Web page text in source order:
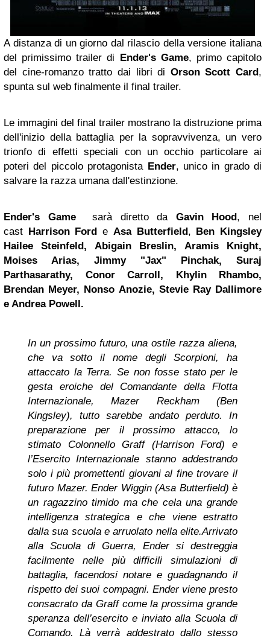
A distanza di un giorno dal rilascio della versione italiana
del primissimo trailer di
Ender's Game, primo capitolo
del cine-romanzo tratto dai libri di OrsonScott Card ,
spunta sul web finalmente il final trailer.
Le immagini del final trailer mostrano la distruzione prima
dell'inizio della battaglia per la sopravvivenza, un vero
trionfo di effetti speciali con un occhio particolare ai
poteri del piccolo protagonista Ender, unico in grado di
salvare la razza umana dall'estinzione.
Ender's Gamesarà diretto da Gavin Hood , nel
cast
Harrison Forde Asa Butterfield ,
Ben Kingsley
Hailee Steinfeld, Abigain Breslin, Aramis Knight,
Moises Arias, Jimmy"Jax" Pinchak, Suraj
Parthasarathy, Conor Carroll, Khylin Rhambo,
Brendan Meyer, Nonso Anozie, Stevie Ray Dallimore
e Andrea Powell.
In un prossimo futuro, una ostile razza aliena,
che va sotto il nome degli Scorpioni, ha
attaccato la Terra. Se non fosse stato per le
gesta eroiche del Comandante della Flotta
Internazionale, Mazer Reckham (Ben
Kingsley), tutto sarebbe andato perduto. In
preparazione per il prossimo attacco, lo
stimato Colonnello Graff (Harrison Ford) e
l’Esercito Internazionale stanno addestrando
solo i più promettenti giovani al fine trovare il
futuro Mazer. Ender Wiggin (Asa Butterfield) è
un ragazzino timido ma che cela una grande
intelligenza strategica e che viene estratto
dalla sua scuola e arruolato nella elite.Arrivato
alla Scuola di Guerra, Ender si destreggia
facilmente nelle più difficili simulazioni di
battaglia, facendosi notare e guadagnando il
rispetto dei suoi compagni. Ender viene presto
consacrato da Graff come la prossima grande
speranza dell’esercito e inviato alla Scuola di
Comando. Là verrà addestrato dallo stesso